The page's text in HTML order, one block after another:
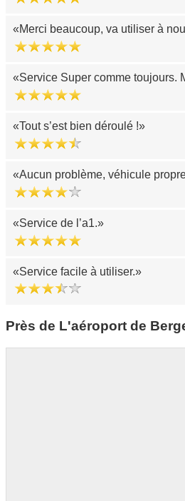
Merci beaucoup, va utiliser à
Service Super comme toujours.
Tout s’est bien déroulé !
Aucun problème, véhicule
Service de l’a1.
Service facile à utiliser.
Près de L'aéroport de